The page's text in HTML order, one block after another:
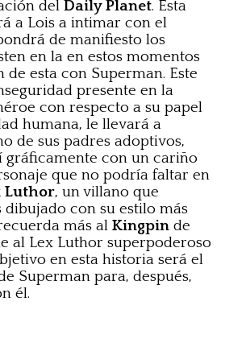
del Daily Planet. Esta
a Lois a intimar con el
de manifiesto los
en la en estos momentos
esta con Superman. Este
presente en la
con respecto a su papel
humana, le llevará a
de sus padres adoptivos,
gráficamente con un cariño
que no podría faltar en
Luthor, un villano que
dibujado con su estilo más
más al Kingpin de
al Lex Luthor superpoderoso
en esta historia será el
Superman para, después,
él.